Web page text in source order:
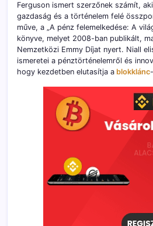
Ferguson ismert szerzőnek számít,
gazdaság és a történelem felé
műve, a „A pénz felemelkedése: A
könyve, melyet 2008-ban publikált,
Nemzetközi Emmy Díjat nyert. Niall
ismeretei a pénztörténelemről és
hogy kezdetben elutasítja a blokklánc